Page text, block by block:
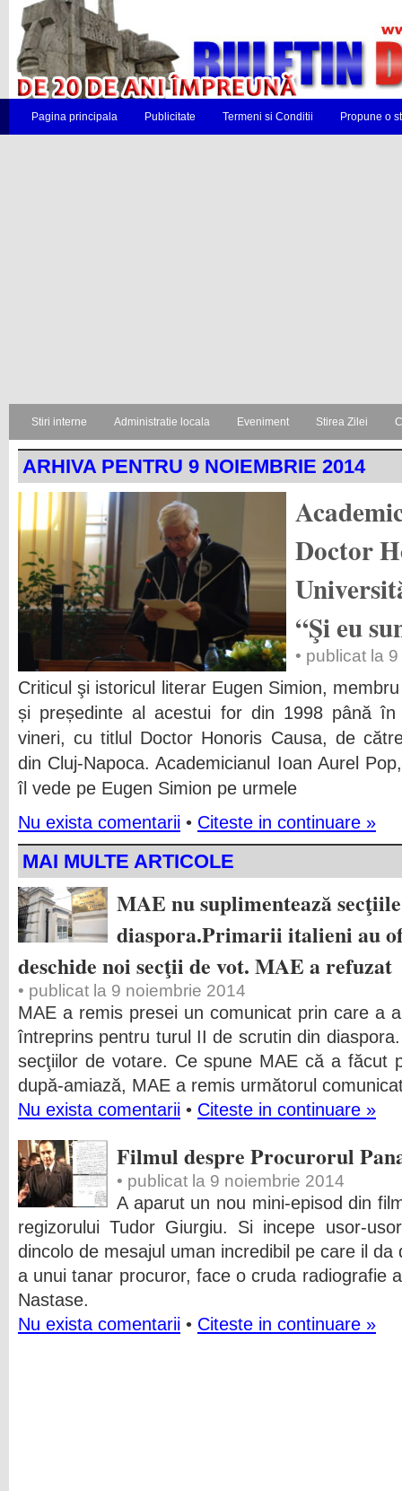
Pagina principala Publicitate Termeni si Conditii Propune o
Stiri interne Administratie locala Eveniment Stirea Zilei
ARHIVA PENTRU 9 NOIEMBRIE 2014
Doctor
“Şi eu
• publicat la
Criticul şi istoricul literar Eugen Simion,
și președinte al acestui for din 1998 până
vineri, cu titlul Doctor Honoris Causa, de
din Cluj-Napoca. Academicianul Ioan Aurel
îl vede pe Eugen Simion pe urmele
Nu exista comentarii • Citeste in continuare »
MAI MULTE ARTICOLE
MAE nu suplimentează
diaspora.Primarii italieni au
deschide noi secţii de vot. MAE a refuzat
• publicat la 9 noiembrie 2014
MAE a remis presei un comunicat prin care a
întreprins pentru turul II de scrutin din
secţiilor de votare. Ce spune MAE că a făcut
după-amiază, MAE a remis următorul
Nu exista comentarii • Citeste in continuare »
Filmul despre Procurorul
• publicat la 9 noiembrie 2014
A aparut un nou mini-episod din
regizorului Tudor Giurgiu. Si incepe usor-
dincolo de mesajul uman incredibil pe care il
a unui tanar procuror, face o cruda radiografie
Nastase.
Nu exista comentarii • Citeste in continuare »